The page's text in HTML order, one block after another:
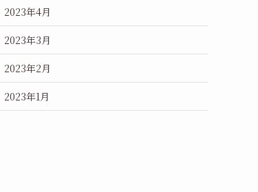
2023年4月
2023年3月
2023年2月
2023年1月